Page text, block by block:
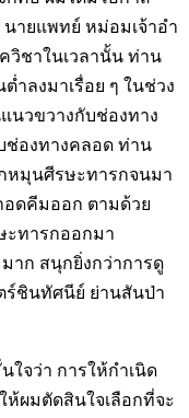
ายแพทย์ หม่อมเจ้าอำ
วิชาในเวลานั้น ท่าน
ต่ำลงมาเรื่อย ๆ ในช่วง
แนวขวางกับช่องทาง
องทางคลอด ท่าน
หมุนศีรษะทารกจนมา
ดคีมออก ตามด้วย
ะทารกออกมา
าก สนุกยิ่งกว่าการดู
ร์ชินทัศนีย์ ย่านสันป่า
ใจว่า การให้กำเนิด
ผมตัดสินใจเลือกที่จะ